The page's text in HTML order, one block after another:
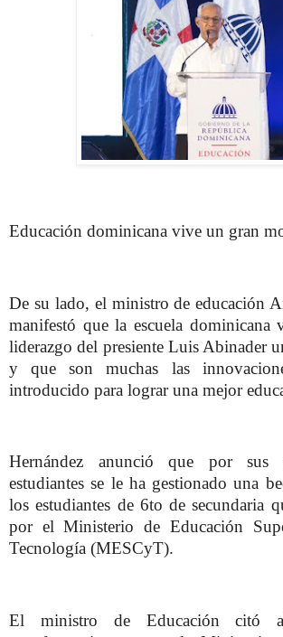
Educación dominicana vive un gran
De su lado, el ministro de educación
manifestó que la escuela
liderazgo del presiente Luis Abinader
y que son muchas las
introducido para lograr una mejor
Hernández anunció que por
estudiantes se le ha gestionado una
los estudiantes de 6to de secundaria
por el Ministerio de Educación
Tecnología (MESCyT).
El ministro de Educación citó